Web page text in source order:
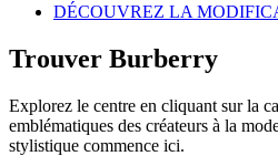
DÉCOUVREZ LA
Trouver Burberry
Explorez le centre en cliquant sur la
emblématiques des créateurs à la
stylistique commence ici.